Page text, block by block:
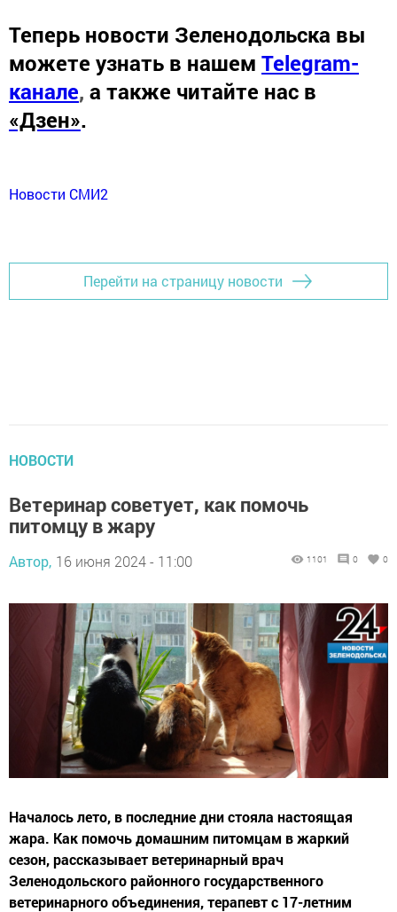
Теперь новости Зеленодольска вы
можете узнать в нашем Telegram-
канале, а также читайте нас в
«Дзен».
Новости СМИ2
Перейти на страницу новости
НОВОСТИ
Ветеринар советует, как помочь
питомцу в жару
Автор, 16 июня 2024 - 11:00 1101 0 0
Началось лето, в последние дни стояла настоящая
жара. Как помочь домашним питомцам в жаркий
сезон, рассказывает ветеринарный врач
Зеленодольского районного государственного
ветеринарного объединения, терапевт с 17-летним